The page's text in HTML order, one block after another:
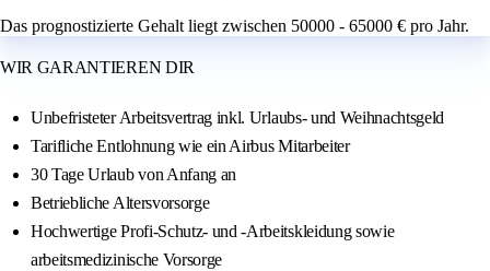
Das prognostizierte Gehalt liegt zwischen 50000 - 65000 € pro Jahr.
WIR GARANTIEREN DIR
Unbefristeter Arbeitsvertrag inkl. Urlaubs- und Weihnachtsgeld
Tarifliche Entlohnung wie ein Airbus Mitarbeiter
30 Tage Urlaub von Anfang an
Betriebliche Altersvorsorge
Hochwertige Profi-Schutz- und -Arbeitskleidung sowie
arbeitsmedizinische Vorsorge